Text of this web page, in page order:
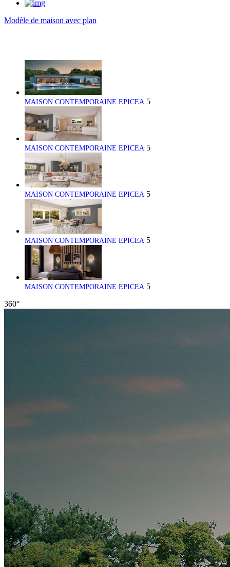
Modèle de maison avec plan
MAISON CONTEMPORAINE EPICEA 5
MAISON CONTEMPORAINE EPICEA 5
MAISON CONTEMPORAINE EPICEA 5
MAISON CONTEMPORAINE EPICEA 5
MAISON CONTEMPORAINE EPICEA 5
360°